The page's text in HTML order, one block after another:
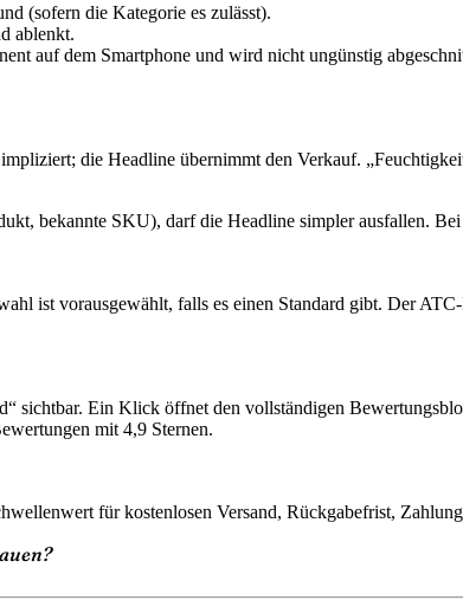
(sofern die Kategorie es zulässt).
ablenkt.
auf dem Smartphone und wird nicht ungünstig
die Headline übernimmt den Verkauf.
bekannte SKU), darf die Headline simpler ausfallen.
ist vorausgewählt, falls es einen Standard gibt. Der
sichtbar. Ein Klick öffnet den vollständigen
mit 4,9 Sternen.
für kostenlosen Versand, Rückgabefrist,